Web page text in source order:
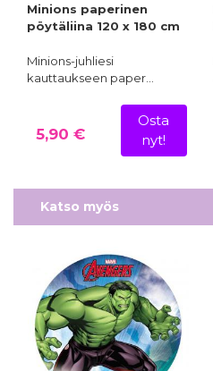
Minions paperinen
pöytäliina 120 x 180 cm
Minions-juhliesi
kauttaukseen paper…
5,90 €
Osta
nyt!
Katso myös